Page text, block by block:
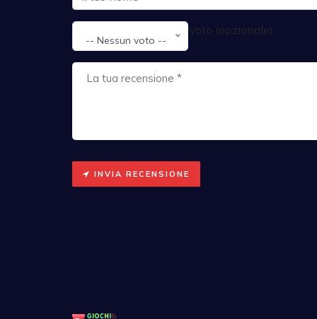
Voto (opzionale):
-- Nessun voto --
INVIA RECENSIONE